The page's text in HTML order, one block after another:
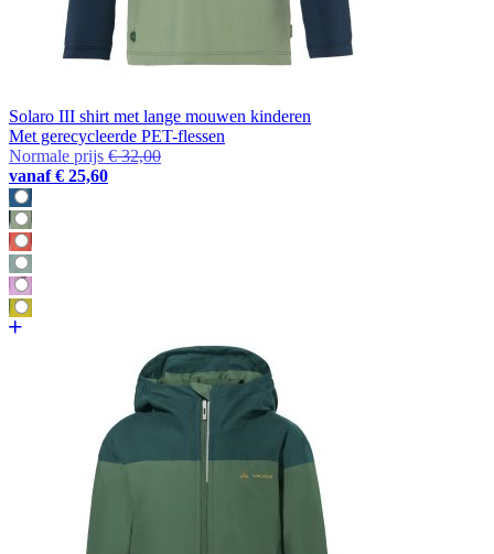
Solaro III shirt met lange mouwen kinderen
Met gerecycleerde PET-flessen
Normale prijs € 32,00
vanaf € 25,60